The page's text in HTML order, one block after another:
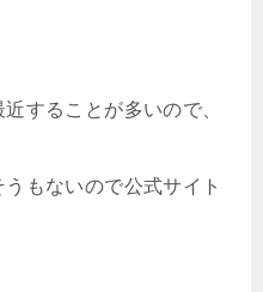
することが多いので、
もないので公式サイト